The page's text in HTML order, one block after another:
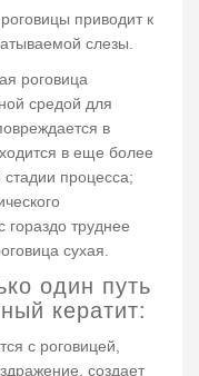
приводит к
слезы.
роговица
средой для
в
в еще более
процесса;
труднее
сухая.
один путь
кератит:
с роговицей,
создает